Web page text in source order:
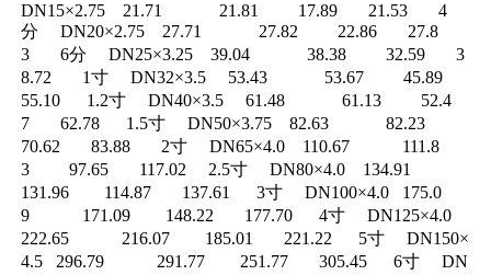
DN15×2.75 21.71 21.81 17.89 21.53 4
分 DN20×2.75 27.71 27.82 22.86 27.8
3 6分 DN25×3.25 39.04 38.38 32.59 3
8.72 1寸 DN32×3.5 53.43 53.67 45.89
55.10 1.2寸 DN40×3.5 61.48 61.13 52.4
7 62.78 1.5寸 DN50×3.75 82.63 82.23
70.62 83.88 2寸 DN65×4.0 110.67 111.8
3 97.65 117.02 2.5寸 DN80×4.0 134.91
131.96 114.87 137.61 3寸 DN100×4.0 175.0
9 171.09 148.22 177.70 4寸 DN125×4.0
222.65 216.07 185.01 221.22 5寸 DN150×
4.5 296.79 291.77 251.77 305.45 6寸 DN